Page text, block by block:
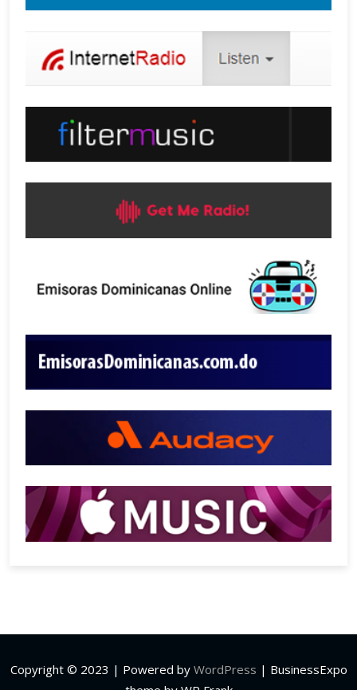
Copyright © 2023 | Powered by WordPress | BusinessExpo